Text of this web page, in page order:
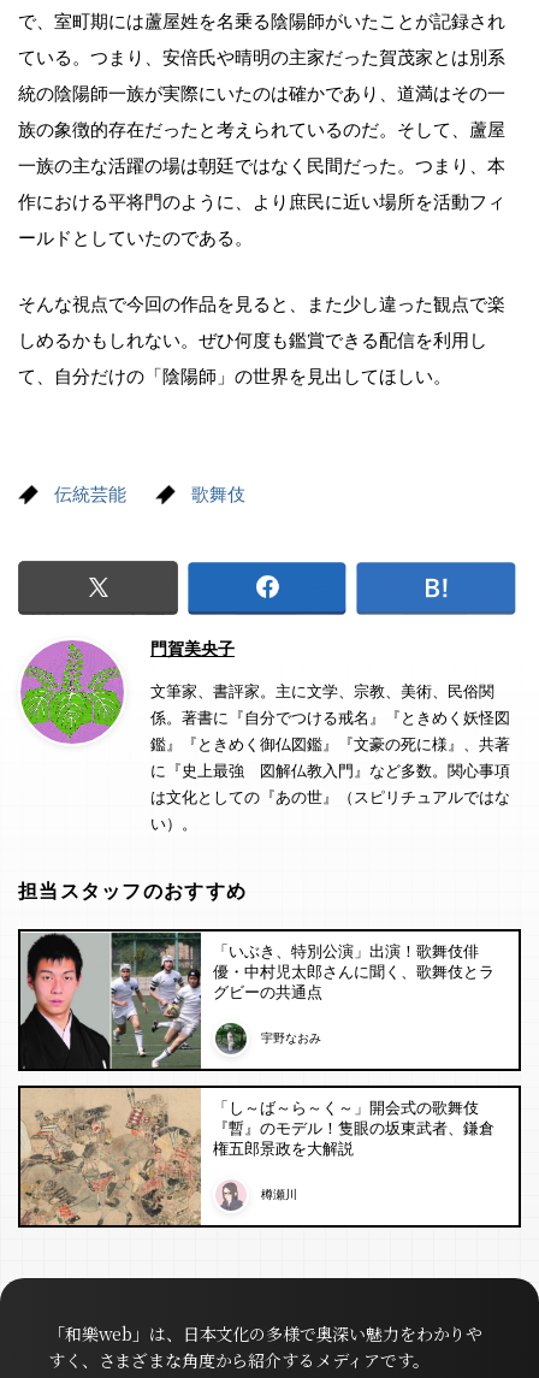
で、室町期には蘆屋姓を名乗る陰陽師がいたことが記録され
ている。つまり、安倍氏や晴明の主家だった賀茂家とは別系
統の陰陽師一族が実際にいたのは確かであり、道満はその一
族の象徴的存在だったと考えられているのだ。そして、蘆屋
一族の主な活躍の場は朝廷ではなく民間だった。つまり、本
作における平将門のように、より庶民に近い場所を活動フィ
ールドとしていたのである。
そんな視点で今回の作品を見ると、また少し違った観点で楽
しめるかもしれない。ぜひ何度も鑑賞できる配信を利用し
て、自分だけの「陰陽師」の世界を見出してほしい。
伝統芸能 歌舞伎
門賀美央子
文筆家、書評家。主に文学、宗教、美術、民俗関
係。著書に『自分でつける戒名』『ときめく妖怪図
鑑』『ときめく御仏図鑑』『文豪の死に様』、共著
に『史上最強 図解仏教入門』など多数。関心事項
は文化としての『あの世』（スピリチュアルではな
い）。
担当スタッフのおすすめ
「いぶき、特別公演」出演！歌舞伎俳
優・中村児太郎さんに聞く、歌舞伎とラ
グビーの共通点
宇野なおみ
「し～ば～ら～く～」開会式の歌舞伎
『暫』のモデル！隻眼の坂東武者、鎌倉
権五郎景政を大解説
樽瀬川
「和樂web」は、日本文化の多様で奥深い魅力をわかりや
すく、さまざまな角度から紹介するメディアです。